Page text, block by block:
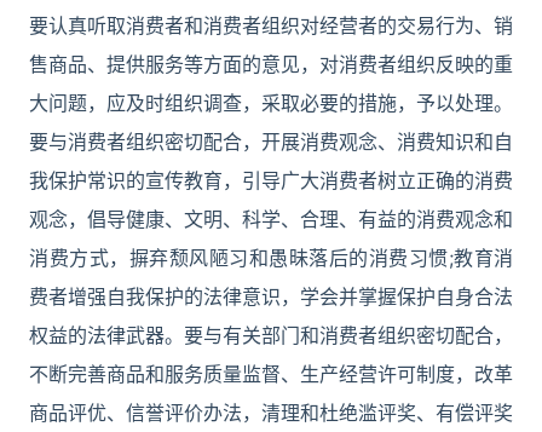
要认真听取消费者和消费者组织对经营者的交易行为、销
售商品、提供服务等方面的意见，对消费者组织反映的重
大问题，应及时组织调查，采取必要的措施，予以处理。
要与消费者组织密切配合，开展消费观念、消费知识和自
我保护常识的宣传教育，引导广大消费者树立正确的消费
观念，倡导健康、文明、科学、合理、有益的消费观念和
消费方式，摒弃颓风陋习和愚昧落后的消费习惯;教育消
费者增强自我保护的法律意识，学会并掌握保护自身合法
权益的法律武器。要与有关部门和消费者组织密切配合，
不断完善商品和服务质量监督、生产经营许可制度，改革
商品评优、信誉评价办法，清理和杜绝滥评奖、有偿评奖